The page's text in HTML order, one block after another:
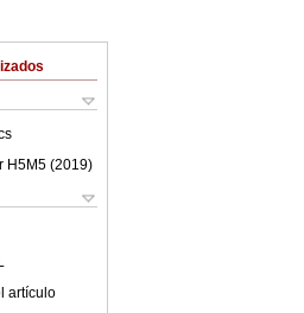
H5M5 (2019)
artículo